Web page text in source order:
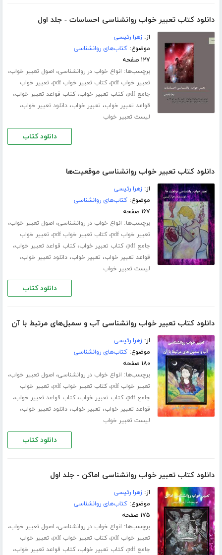
دانلود کتاب تعبیر خواب روانشناسی احساسات - جلد اول
از:زهرا رئیسی
موضوع:کتاب‌های روانشناسی
۱۲۷ صفحه
برچسب‌ها: انواع خواب در روانشناسی، اصول تعبیر خواب،
تعبیر خواب pdf ،کتاب تعبیر خواب pdf ، تعبیر خواب
جامع pdf
،کتاب تعبیر خواب،کتاب قواعد تعبیر خواب،
قواعد تعبیر خواب، تعبیر خواب،دانلود تعبیر خواب،
لیست تعبیر خواب
دانلود کتاب
دانلود کتاب تعبیر خواب روانشناسی موقعیت‌ها
از:زهرا رئیسی
موضوع:کتاب‌های روانشناسی
۱۶۷ صفحه
برچسب‌ها: انواع خواب در روانشناسی، اصول تعبیر خواب،
تعبیر خواب pdf ،کتاب تعبیر خواب pdf ، تعبیر خواب
جامع pdf
،کتاب تعبیر خواب،کتاب قواعد تعبیر خواب،
قواعد تعبیر خواب، تعبیر خواب،دانلود تعبیر خواب،
لیست تعبیر خواب
دانلود کتاب
دانلود کتاب تعبیر خواب روانشناسی آب و سمبل‌های مرتبط با آن
از:زهرا رئیسی
موضوع:کتاب‌های روانشناسی
۱۸۰ صفحه
برچسب‌ها: انواع خواب در روانشناسی، اصول تعبیر خواب،
تعبیر خواب pdf ،کتاب تعبیر خواب pdf ، تعبیر خواب
جامع pdf
،کتاب تعبیر خواب،کتاب قواعد تعبیر خواب،
قواعد تعبیر خواب، تعبیر خواب،دانلود تعبیر خواب،
لیست تعبیر خواب
دانلود کتاب
دانلود کتاب تعبیر خواب روانشناسی اماکن - جلد اول
از:زهرا رئیسی
موضوع:کتاب‌های روانشناسی
۱۷۵ صفحه
برچسب‌ها: انواع خواب در روانشناسی، اصول تعبیر خواب،
تعبیر خواب pdf ،کتاب تعبیر خواب pdf ، تعبیر خواب
جامع pdf
،کتاب تعبیر خواب،کتاب قواعد تعبیر خواب،